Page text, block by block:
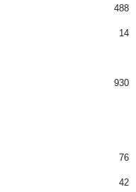
488
14
930
76
42